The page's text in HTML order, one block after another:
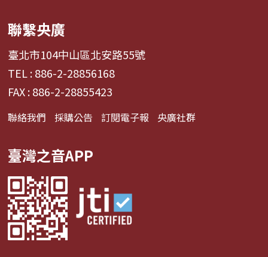
聯繫央廣
臺北市104中山區北安路55號
TEL : 886-2-28856168
FAX : 886-2-28855423
聯絡我們 採購公告 訂閱電子報 央廣社群
臺灣之音APP